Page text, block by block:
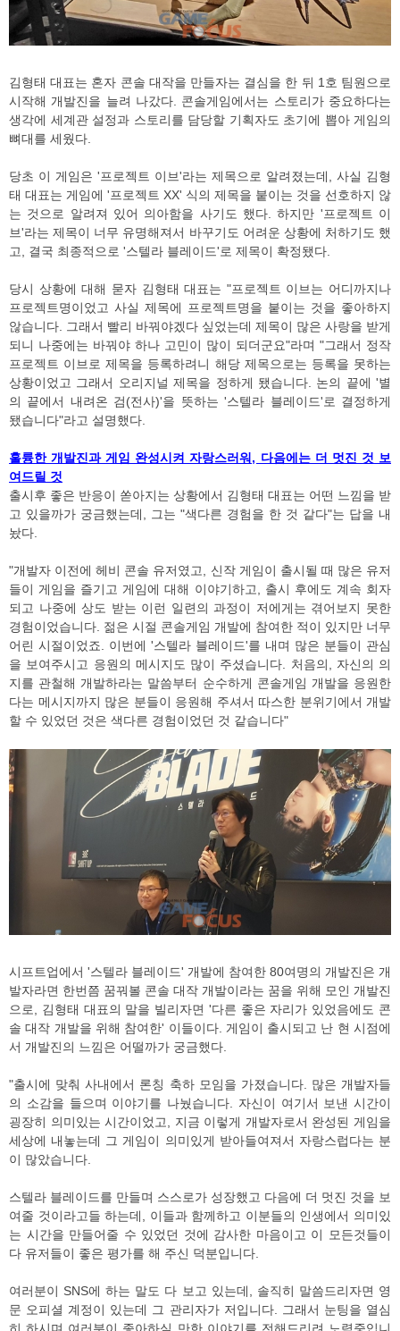
김형태 대표는 혼자 콘솔 대작을 만들자는 결심을 한 뒤 1호 팀원으로
시작해 개발진을 늘려 나갔다. 콘솔게임에서는 스토리가 중요하다는
생각에 세계관 설정과 스토리를 담당할 기획자도 초기에 뽑아 게임의
뼈대를 세웠다.
당초 이 게임은 '프로젝트 이브'라는 제목으로 알려졌는데, 사실 김형
태 대표는 게임에 '프로젝트 XX' 식의 제목을 붙이는 것을 선호하지 않
는 것으로 알려져 있어 의아함을 사기도 했다. 하지만 '프로젝트 이
브'라는 제목이 너무 유명해져서 바꾸기도 어려운 상황에 처하기도 했
고, 결국 최종적으로 '스텔라 블레이드'로 제목이 확정됐다.
당시 상황에 대해 묻자 김형태 대표는 "프로젝트 이브는 어디까지나
프로젝트명이었고 사실 제목에 프로젝트명을 붙이는 것을 좋아하지
않습니다. 그래서 빨리 바꿔야겠다 싶었는데 제목이 많은 사랑을 받게
되니 나중에는 바꿔야 하나 고민이 많이 되더군요"라며 "그래서 정작
프로젝트 이브로 제목을 등록하려니 해당 제목으로는 등록을 못하는
상황이었고 그래서 오리지널 제목을 정하게 됐습니다. 논의 끝에 '별
의 끝에서 내려온 검(전사)'을 뜻하는 '스텔라 블레이드'로 결정하게
됐습니다"라고 설명했다.
훌륭한 개발진과 게임 완성시켜 자랑스러워, 다음에는 더 멋진 것 보
여드릴 것
출시후 좋은 반응이 쏟아지는 상황에서 김형태 대표는 어떤 느낌을 받
고 있을까가 궁금했는데, 그는 "색다른 경험을 한 것 같다"는 답을 내
놨다.
"개발자 이전에 헤비 콘솔 유저였고, 신작 게임이 출시될 때 많은 유저
들이 게임을 즐기고 게임에 대해 이야기하고, 출시 후에도 계속 회자
되고 나중에 상도 받는 이런 일련의 과정이 저에게는 겪어보지 못한
경험이었습니다. 젊은 시절 콘솔게임 개발에 참여한 적이 있지만 너무
어린 시절이었죠. 이번에 '스텔라 블레이드'를 내며 많은 분들이 관심
을 보여주시고 응원의 메시지도 많이 주셨습니다. 처음의, 자신의 의
지를 관철해 개발하라는 말씀부터 순수하게 콘솔게임 개발을 응원한
다는 메시지까지 많은 분들이 응원해 주셔서 따스한 분위기에서 개발
할 수 있었던 것은 색다른 경험이었던 것 같습니다"
시프트업에서 '스텔라 블레이드' 개발에 참여한 80여명의 개발진은 개
발자라면 한번쯤 꿈꿔볼 콘솔 대작 개발이라는 꿈을 위해 모인 개발진
으로, 김형태 대표의 말을 빌리자면 '다른 좋은 자리가 있었음에도 콘
솔 대작 개발을 위해 참여한' 이들이다. 게임이 출시되고 난 현 시점에
서 개발진의 느낌은 어떨까가 궁금했다.
"출시에 맞춰 사내에서 론칭 축하 모임을 가졌습니다. 많은 개발자들
의 소감을 들으며 이야기를 나눴습니다. 자신이 여기서 보낸 시간이
굉장히 의미있는 시간이었고, 지금 이렇게 개발자로서 완성된 게임을
세상에 내놓는데 그 게임이 의미있게 받아들여져서 자랑스럽다는 분
이 많았습니다.
스텔라 블레이드를 만들며 스스로가 성장했고 다음에 더 멋진 것을 보
여줄 것이라고들 하는데, 이들과 함께하고 이분들의 인생에서 의미있
는 시간을 만들어줄 수 있었던 것에 감사한 마음이고 이 모든것들이
다 유저들이 좋은 평가를 해 주신 덕분입니다.
여러분이 SNS에 하는 말도 다 보고 있는데, 솔직히 말씀드리자면 영
문 오피셜 계정이 있는데 그 관리자가 저입니다. 그래서 눈팅을 열심
히 하시며 여러분이 좋아하실 만한 이야기를 전해드리려 노력중입니